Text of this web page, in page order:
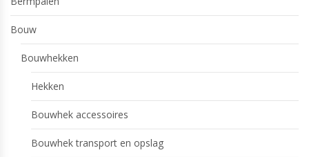
Bouw
Bouwhekken
Hekken
Bouwhek accessoires
Bouwhek transport en opslag